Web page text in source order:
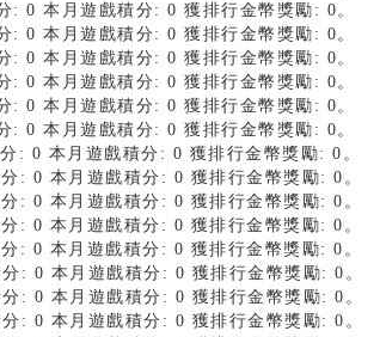
0 本月遊戲積分: 0 獲排行金幣獎勵: 0。
0 本月遊戲積分: 0 獲排行金幣獎勵: 0。
0 本月遊戲積分: 0 獲排行金幣獎勵: 0。
0 本月遊戲積分: 0 獲排行金幣獎勵: 0。
0 本月遊戲積分: 0 獲排行金幣獎勵: 0。
0 本月遊戲積分: 0 獲排行金幣獎勵: 0。
: 0 本月遊戲積分: 0 獲排行金幣獎勵: 0。
: 0 本月遊戲積分: 0 獲排行金幣獎勵: 0。
: 0 本月遊戲積分: 0 獲排行金幣獎勵: 0。
: 0 本月遊戲積分: 0 獲排行金幣獎勵: 0。
: 0 本月遊戲積分: 0 獲排行金幣獎勵: 0。
: 0 本月遊戲積分: 0 獲排行金幣獎勵: 0。
: 0 本月遊戲積分: 0 獲排行金幣獎勵: 0。
: 0 本月遊戲積分: 0 獲排行金幣獎勵: 0。